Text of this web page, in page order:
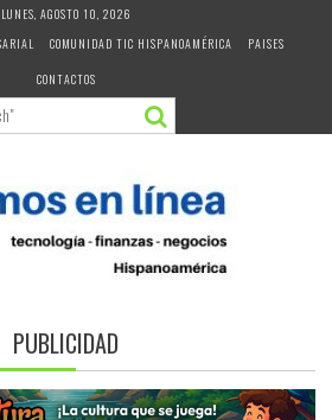
LUNES, AGOSTO 10, 2026
COMUNIDAD TIC HISPANOAMÉRICA
PAISES
CONTACTOS
PUBLICIDAD